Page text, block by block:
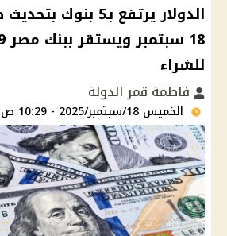
الدولار يرتفع بـ5
للشراء
فاطمة قمر الدولة
الخميس 18/سبتمبر/2025 - 10:29 ص